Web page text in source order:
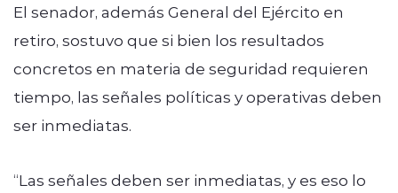
El senador, además General del Ejército en
retiro, sostuvo que si bien los resultados
concretos en materia de seguridad requieren
tiempo, las señales políticas y operativas deben
ser inmediatas.
“Las señales deben ser inmediatas, y es eso lo